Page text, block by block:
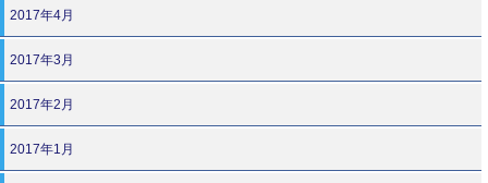
2017年4月
2017年3月
2017年2月
2017年1月